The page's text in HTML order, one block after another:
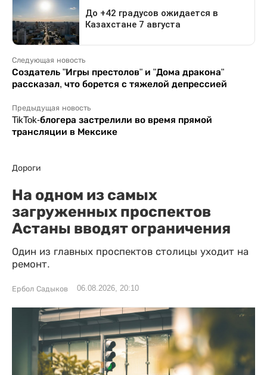
Следующая новость
Создатель "Игры престолов" и "Дома дракона"
рассказал, что борется с тяжелой депрессией
Предыдущая новость
TikTok-блогера застрелили во время прямой
трансляции в Мексике
Дороги
На одном из самых
загруженных проспектов
Астаны вводят ограничения
Один из главных проспектов столицы уходит на
ремонт.
Ербол Садыков 06.08.2026, 20:10